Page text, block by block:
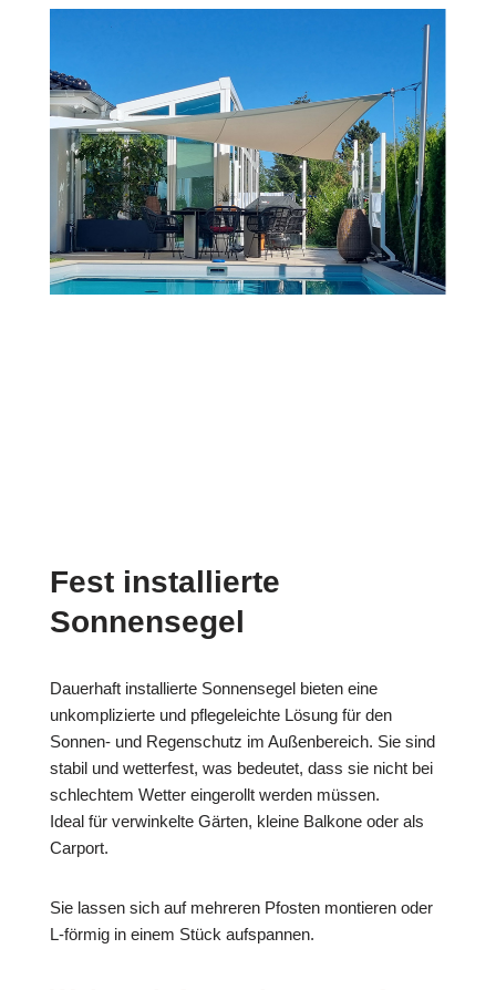
Fest installierte
Sonnensegel
Dauerhaft installierte Sonnensegel bieten eine
unkomplizierte und pflegeleichte Lösung für den
Sonnen- und Regenschutz im Außenbereich. Sie sind
stabil und wetterfest, was bedeutet, dass sie nicht bei
schlechtem Wetter eingerollt werden müssen.
Ideal für verwinkelte Gärten, kleine Balkone oder als
Carport.
Sie lassen sich auf mehreren Pfosten montieren oder
L-förmig in einem Stück aufspannen.